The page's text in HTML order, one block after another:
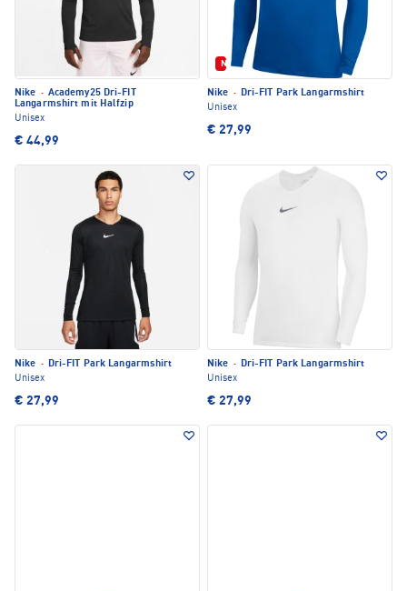
Nike · Academy25 Dri-FIT
Langarmshirt mit Halfzip
Unisex
€ 44,99
Neu
Nike · Dri-FIT Park Langarmshirt
Unisex
€ 27,99
Nike · Dri-FIT Park Langarmshirt
Unisex
€ 27,99
Nike · Dri-FIT Park Langarmshirt
Unisex
€ 27,99